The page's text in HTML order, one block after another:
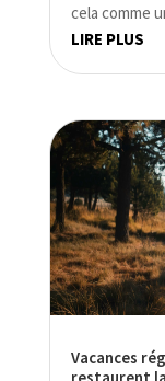
cela comme
LIRE PLUS
Vacances